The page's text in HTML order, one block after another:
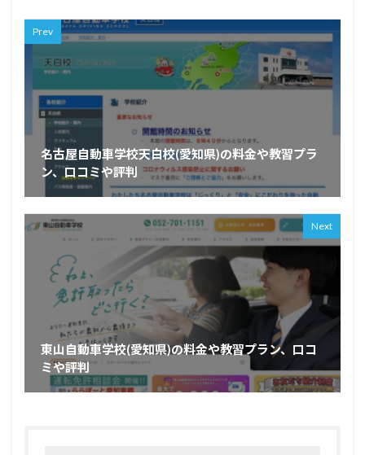
Prev
名古屋自動車学校天白校(愛知県)の料金や教習プラ
ン、口コミや評判
Next
東山自動車学校(愛知県)の料金や教習プラン、口コ
ミや評判